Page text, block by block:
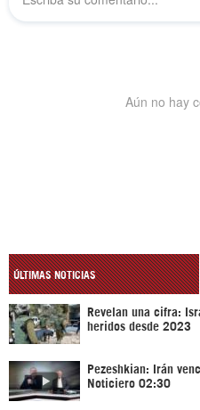
ÚLTIMAS NOTICIAS
Revelan una cifra:
heridos desde 2023
Pezeshkian: Irán
Noticiero 02:30